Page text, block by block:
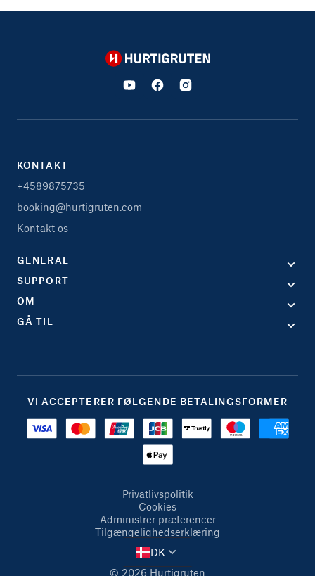
Hurtigruten
KONTAKT
+4589875735
booking@hurtigruten.com
Kontakt os
GENERAL
SUPPORT
OM
GÅ TIL
VI ACCEPTERER FØLGENDE BETALINGSFORMER
Privatlivspolitik
Cookies
Administrer præferencer
Tilgængelighedserklæring
© 2026 Hurtigruten
DK